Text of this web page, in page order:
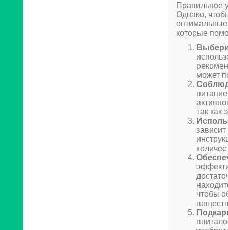
Правильное
Однако,
оптимальные
которые
может
так как
чтобы